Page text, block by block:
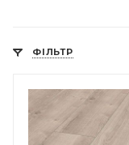
ФІЛЬТР
Мінімальна
670.00
Максимальна